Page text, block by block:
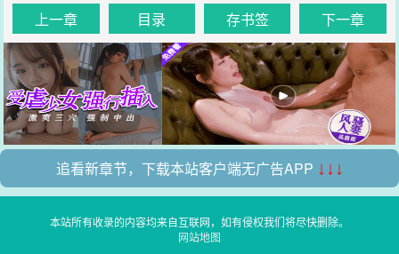
上一章 目录 存书签 下一章
追看新章节，下载本站客户端无广告APP ↓↓↓
本站所有收录的内容均来自互联网，如有侵权我们将尽快删除。
网站地图